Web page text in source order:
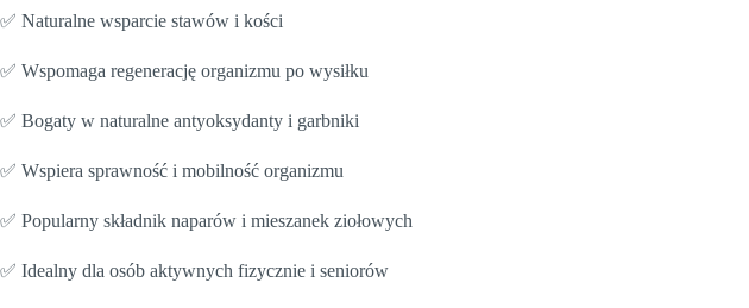
✅ Naturalne wsparcie stawów i kości
✅ Wspomaga regenerację organizmu po wysiłku
✅ Bogaty w naturalne antyoksydanty i garbniki
✅ Wspiera sprawność i mobilność organizmu
✅ Popularny składnik naparów i mieszanek ziołowych
✅ Idealny dla osób aktywnych fizycznie i seniorów